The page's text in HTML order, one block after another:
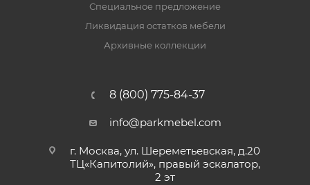
Специальное предложение
Ликвидация остатков мебели
Архивные коллекции
8 (800) 775-84-37
info@parkmebel.com
г. Москва, ул. Шереметьевская, д.20
ТЦ«Капитолий», правый эскалатор,
2 эт